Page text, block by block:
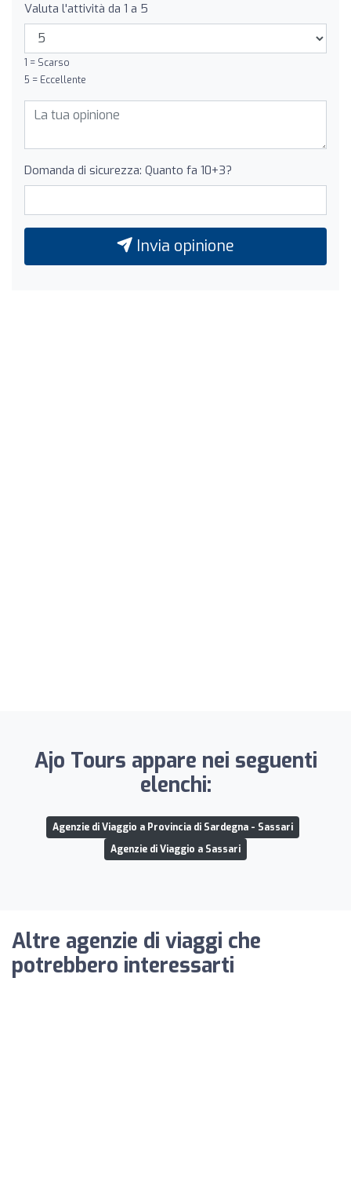
Valuta l'attività da 1 a 5
1 = Scarso
5 = Eccellente
Domanda di sicurezza: Quanto fa 10+3?
Invia opinione
Ajo Tours appare nei seguenti
elenchi:
Agenzie di Viaggio a Provincia di Sardegna - Sassari
Agenzie di Viaggio a Sassari
Altre agenzie di viaggi che
potrebbero interessarti